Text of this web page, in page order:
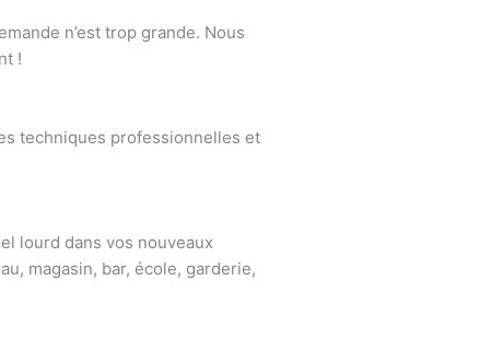
n’est trop grande. Nous
!
techniques professionnelles et
lourd dans vos nouveaux
magasin, bar, école, garderie,